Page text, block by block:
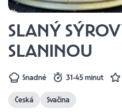
SLANÝ
SLANINOU
Snadné 31-45 minut
Česká Svačina